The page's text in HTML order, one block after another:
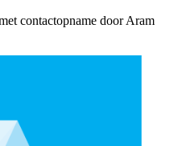
contactopname door Aram